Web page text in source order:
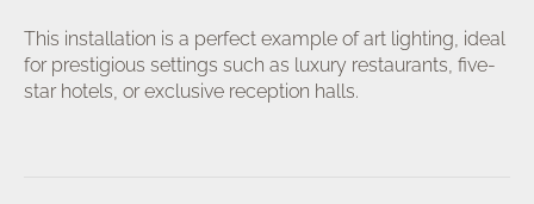
This installation is a perfect example of art lighting, ideal
for prestigious settings such as luxury restaurants, five-
star hotels, or exclusive reception halls.